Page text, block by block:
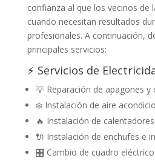
confianza al que los vecinos de
cuando necesitan resultados
profesionales. A continuación,
principales servicios:
⚡ Servicios de
💡 Reparación de apagones
❄️ Instalación de aire
🔥 Instalación de
🔌 Instalación de enchufes e
🎛️ Cambio de cuadro eléctrico